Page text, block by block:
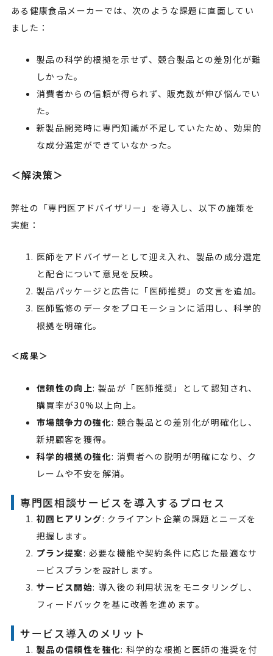
ある健康食品メーカーでは、次のような課題に直面してい
ました：
製品の科学的根拠を示せず、競合製品との差別化が難
しかった。
消費者からの信頼が得られず、販売数が伸び悩んでい
た。
新製品開発時に専門知識が不足していたため、効果的
な成分選定ができていなかった。
＜解決策＞
弊社の「専門医アドバイザリー」を導入し、以下の施策を
実施：
医師をアドバイザーとして迎え入れ、製品の成分選定
と配合について意見を反映。
製品パッケージと広告に「医師推奨」の文言を追加。
医師監修のデータをプロモーションに活用し、科学的
根拠を明確化。
＜成果＞
信頼性の向上: 製品が「医師推奨」として認知され、
購買率が30%以上向上。
市場競争力の強化: 競合製品との差別化が明確化し、
新規顧客を獲得。
科学的根拠の強化: 消費者への説明が明確になり、ク
レームや不安を解消。
専門医相談サービスを導入するプロセス
初回ヒアリング: クライアント企業の課題とニーズを
把握します。
プラン提案: 必要な機能や契約条件に応じた最適なサ
ービスプランを設計します。
サービス開始: 導入後の利用状況をモニタリングし、
フィードバックを基に改善を進めます。
サービス導入のメリット
製品の信頼性を強化: 科学的な根拠と医師の推奨を付